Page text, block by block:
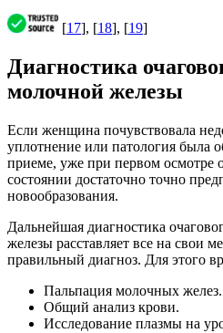
[17], [18], [19]
Диагностика
молочной железы
Если женщина почувствовала
уплотнение или патология была
приеме, уже при первом
состоянии достаточно точно
новообразования.
Дальнейшая диагностика
железы расставляет все на свои
правильный диагноз. Для этого
Пальпация молочных желез.
Общий анализ крови.
Исследование плазмы на